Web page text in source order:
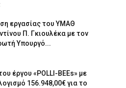
εργασίας του ΥΜΑΘ
Π. Γκιουλέκα με τον
Υπουργό...
έργου «POLLI-BEEs» με
156.948,00€ για το